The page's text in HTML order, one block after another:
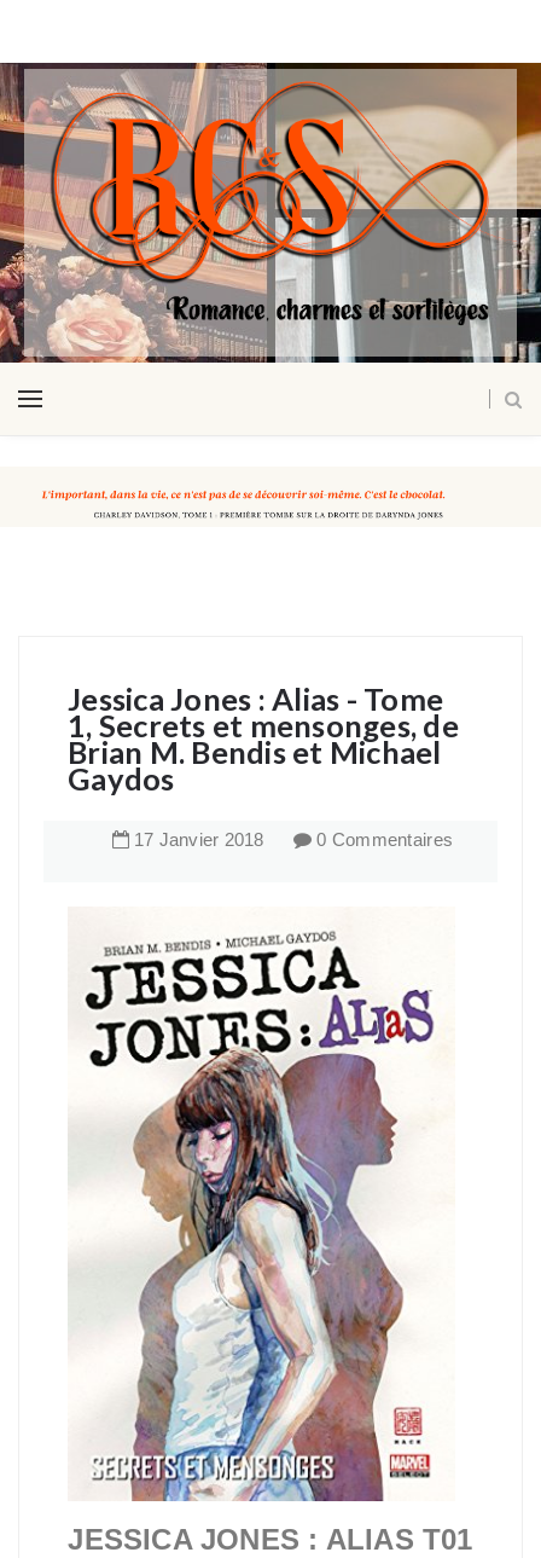
Jessica Jones : Alias - Tome
1, Secrets et mensonges, de
Brian M. Bendis et Michael
Gaydos
17 Janvier 2018 0 Commentaires
JESSICA JONES : ALIAS T01